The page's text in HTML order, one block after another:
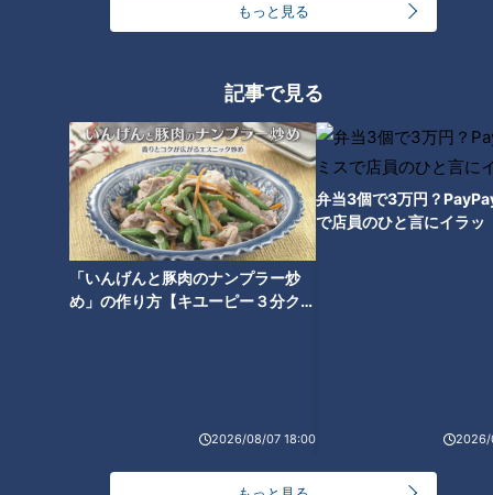
もっと見る
記事で見る
「いんげんと豚肉のナンプラー炒
め」の作り方【キユーピー３分クッ
2026/08/07 18:00
弁当3個で3万円？
で店員のひと言にイラッ
2026/
りとなる横浜DeNAベイスターズ戦を落とした直後、チーム内
その瞬間に、昨シーズンは終わってしまった――だからこそ、
同じ過ちは繰り返せないという思いがありました。
新しいシーズンが始まるキャンプ初日は、その気持ちを持ち続
けるためのスタート地点です。
藤嶋投手は「今季もそのチャンスがやってきた。だからこそ、
キャンプの瞬間から、できる準備をとことんやろう」という思
いを、選手たちに伝えたようです。
勝負どころで選手同士が向き合い、互いを鼓舞することで、優